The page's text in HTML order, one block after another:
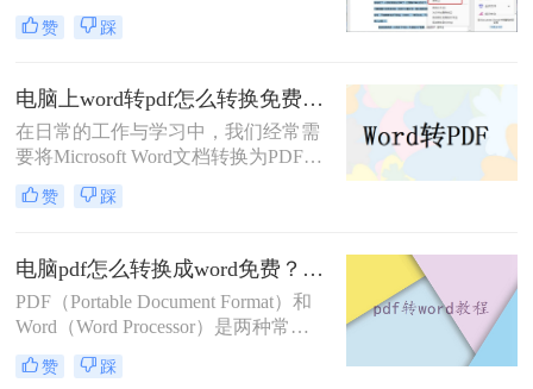
频的需求。PDF虽然版式固定、不易
篡改，但编辑修改较为困难，而Word
为了帮你快速选出最适合自己的转换
方式，下表汇总了四种主流免费方法
的核心差异：
赞 踩
电脑上word转pdf怎么转换免费？试试这四种方法！
在日常的工作与学习中，我们经常需
要将Microsoft Word文档转换为PDF格
式。PDF文件因其跨平台兼容性和版
式的稳定性而成为分享和存档文档的
转换免费呢？本文将向您介绍几种在
电脑上免费将Word文档转换为PDF的
方法，适用于Windows和macOS操作
系统。
赞 踩
电脑pdf怎么转换成word免费？试试这三个方法！
PDF（Portable Document Format）和
Word（Word Processor）是两种常见
的文件格式，各有其优缺点。PDF是
一种保护格式的文件，不可编辑；而
赞 踩